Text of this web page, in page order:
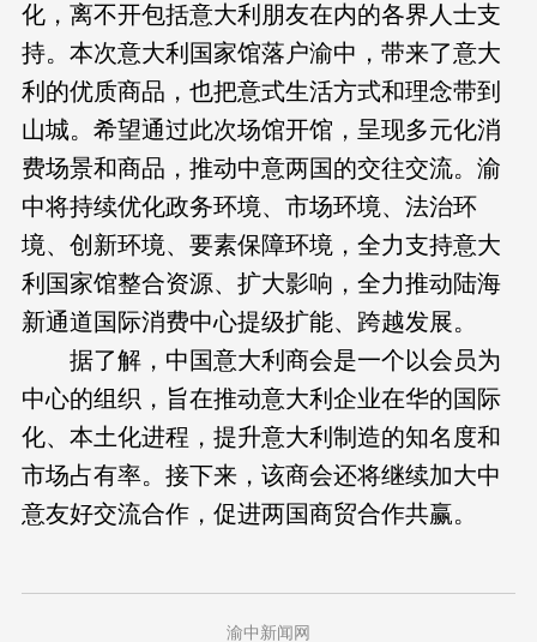
化，离不开包括意大利朋友在内的各界人士支
持。本次意大利国家馆落户渝中，带来了意大
利的优质商品，也把意式生活方式和理念带到
山城。希望通过此次场馆开馆，呈现多元化消
费场景和商品，推动中意两国的交往交流。渝
中将持续优化政务环境、市场环境、法治环
境、创新环境、要素保障环境，全力支持意大
利国家馆整合资源、扩大影响，全力推动陆海
新通道国际消费中心提级扩能、跨越发展。
据了解，中国意大利商会是一个以会员为
中心的组织，旨在推动意大利企业在华的国际
化、本土化进程，提升意大利制造的知名度和
市场占有率。接下来，该商会还将继续加大中
意友好交流合作，促进两国商贸合作共赢。
渝中新闻网